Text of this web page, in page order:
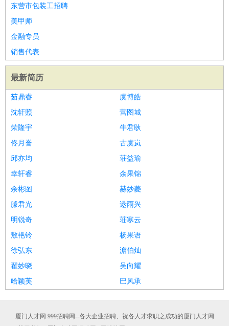
东营市包装工招聘
美甲师
金融专员
销售代表
最新简历
茹鼎睿
虞博皓
沈轩照
营图城
荣隆宇
牛君耿
佟月誉
古虞岚
邱亦均
荘益瑜
幸轩睿
余果锦
余彬图
赫妙菱
滕君光
逯雨兴
明锐奇
荘寒云
敖艳铃
杨果语
徐弘东
澹伯灿
翟妙晓
吴向耀
哈颖芙
巴风承
厦门人才网 999招聘网--各大企业招聘、祝各人才求职之成功的厦门人才网